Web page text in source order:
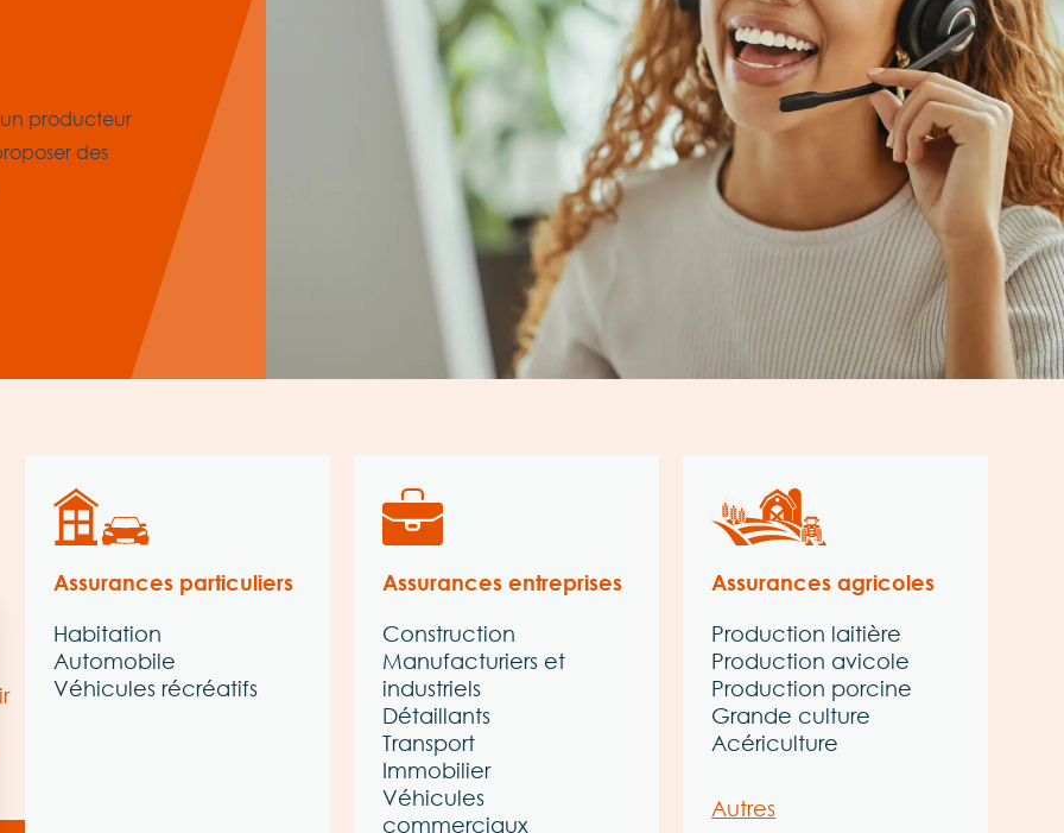
producteur
des
Assurances particuliers
Habitation
Automobile
Véhicules récréatifs
Assurances entreprises
Construction
Manufacturiers et
industriels
Détaillants
Transport
Immobilier
Véhicules
commerciaux
Assurances agricoles
Production laitière
Production avicole
Production porcine
Grande culture
Acériculture
Autres